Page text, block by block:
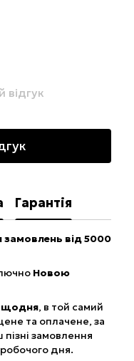
Гарантія
від 5000
Новою
щодня, в той самий
та оплачене, за
замовлення
дня.